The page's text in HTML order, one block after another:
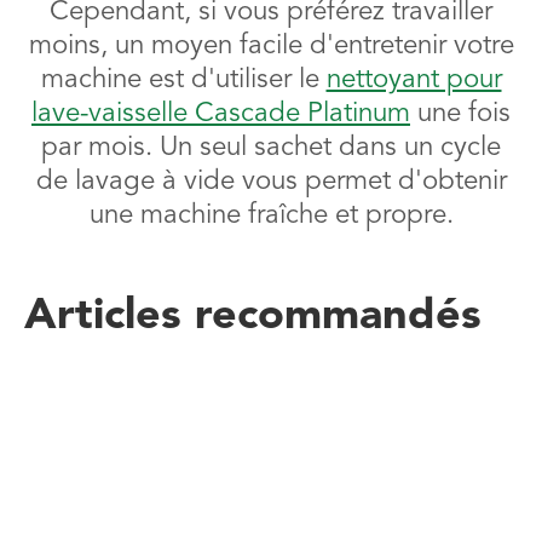
Cependant, si vous préférez travailler
moins, un moyen facile d'entretenir votre
machine est d'utiliser le nettoyant pour
lave-vaisselle Cascade Platinum une fois
par mois. Un seul sachet dans un cycle
de lavage à vide vous permet d'obtenir
une machine fraîche et propre.
Articles recommandés